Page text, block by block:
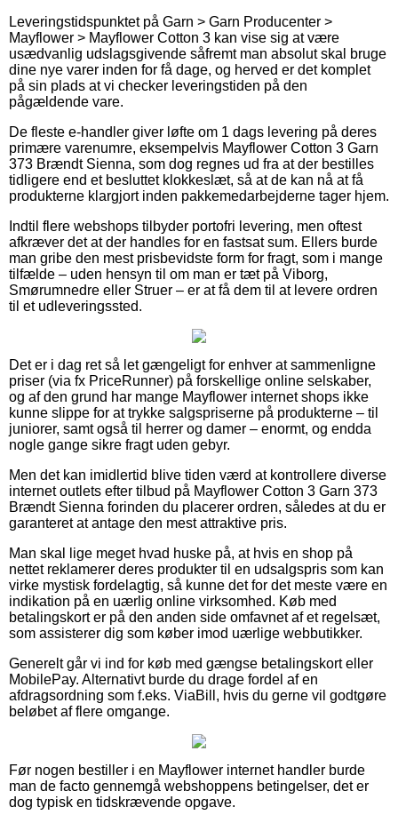
Leveringstidspunktet på Garn > Garn Producenter >
Mayflower > Mayflower Cotton 3 kan vise sig at være
usædvanlig udslagsgivende såfremt man absolut skal bruge
dine nye varer inden for få dage, og herved er det komplet
på sin plads at vi checker leveringstiden på den
pågældende vare.
De fleste e-handler giver løfte om 1 dags levering på deres
primære varenumre, eksempelvis Mayflower Cotton 3 Garn
373 Brændt Sienna, som dog regnes ud fra at der bestilles
tidligere end et besluttet klokkeslæt, så at de kan nå at få
produkterne klargjort inden pakkemedarbejderne tager hjem.
Indtil flere webshops tilbyder portofri levering, men oftest
afkræver det at der handles for en fastsat sum. Ellers burde
man gribe den mest prisbevidste form for fragt, som i mange
tilfælde – uden hensyn til om man er tæt på Viborg,
Smørumnedre eller Struer – er at få dem til at levere ordren
til et udleveringssted.
Det er i dag ret så let gængeligt for enhver at sammenligne
priser (via fx PriceRunner) på forskellige online selskaber,
og af den grund har mange Mayflower internet shops ikke
kunne slippe for at trykke salgspriserne på produkterne – til
juniorer, samt også til herrer og damer – enormt, og endda
nogle gange sikre fragt uden gebyr.
Men det kan imidlertid blive tiden værd at kontrollere diverse
internet outlets efter tilbud på Mayflower Cotton 3 Garn 373
Brændt Sienna forinden du placerer ordren, således at du er
garanteret at antage den mest attraktive pris.
Man skal lige meget hvad huske på, at hvis en shop på
nettet reklamerer deres produkter til en udsalgspris som kan
virke mystisk fordelagtig, så kunne det for det meste være en
indikation på en uærlig online virksomhed. Køb med
betalingskort er på den anden side omfavnet af et regelsæt,
som assisterer dig som køber imod uærlige webbutikker.
Generelt går vi ind for køb med gængse betalingskort eller
MobilePay. Alternativt burde du drage fordel af en
afdragsordning som f.eks. ViaBill, hvis du gerne vil godtgøre
beløbet af flere omgange.
Før nogen bestiller i en Mayflower internet handler burde
man de facto gennemgå webshoppens betingelser, det er
dog typisk en tidskrævende opgave.